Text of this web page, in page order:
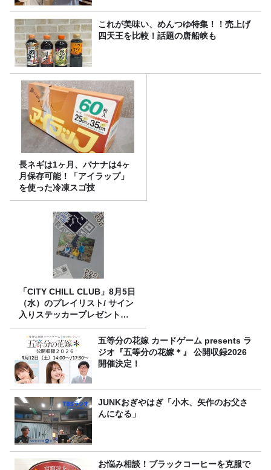
これが美味い、めんつゆ特集！！売上げ
四天王を比較！話題の唐船峡も
長ネギは1ヶ月、バナナは4ヶ
月保存可能！「アイラップ」
を使った冷凍スゴ技
「CITY CHILL CLUB」8月5日
（水）のプレイリスト/ サイン
入りステッカープレゼント有
り
五等分の花嫁 カードゲーム presents ラ
ジオ『五等分の花嫁＊』 公開収録2026
開催決定！
JUNKおぎやはぎ「小木、矢作のお父さ
んになる」
お悩み相談！ブラックコーヒーを克服で